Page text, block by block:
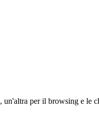
per il browsing e le